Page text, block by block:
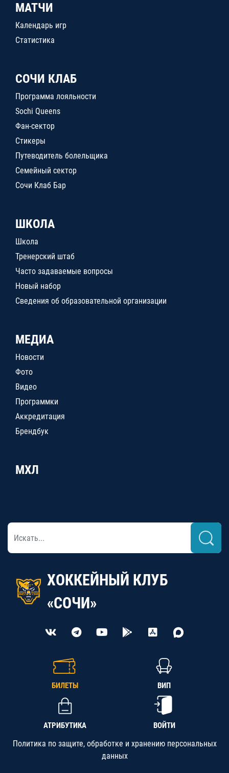
МАТЧИ
Календарь игр
Статистика
СОЧИ КЛАБ
Программа лояльности
Sochi Queens
Фан-сектор
Стикеры
Путеводитель болельщика
Семейный сектор
Сочи Клаб Бар
ШКОЛА
Школа
Тренерский штаб
Часто задаваемые вопросы
Новый набор
Сведения об образовательной организации
МЕДИА
Новости
Фото
Видео
Программки
Аккредитация
Брендбук
МХЛ
ХОККЕЙНЫЙ КЛУБ
«СОЧИ»
БИЛЕТЫ ВИП
АТРИБУТИКА ВОЙТИ
Политика по защите, обработке и хранению персональных
данных